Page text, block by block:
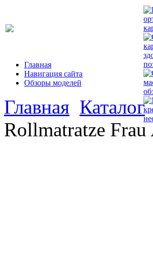
Главная
Навигация сайта
Обзоры моделей
Главная Каталог
Rollmatratze